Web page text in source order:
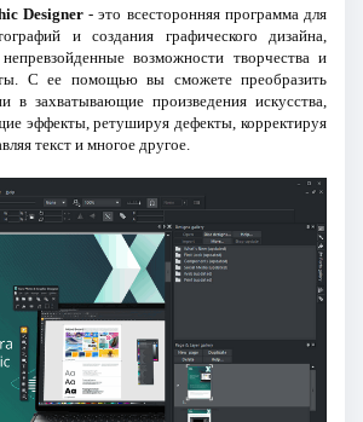
Designer- это всесторонняя программа для
и создания графического дизайна,
непревзойденные возможности творчества и
С ее помощью вы сможете преобразить
в захватывающие произведения искусства,
эффекты, ретушируя дефекты, корректируя
текст и многое другое.